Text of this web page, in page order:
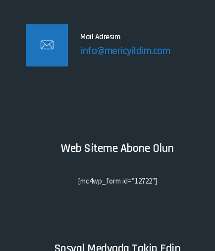
Mail Adresim
info@mericyildim.com
Web Siteme Abone Olun
[mc4wp_form id=”12722″]